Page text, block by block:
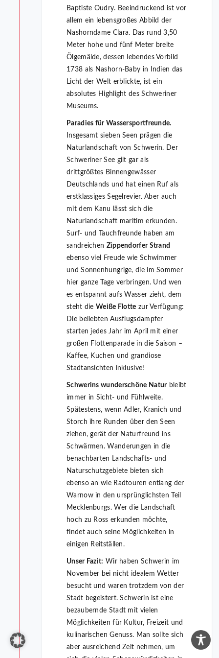
Baptiste Oudry. Beeindruckend ist vor
allem ein lebensgroßes Abbild der
Nashorndame Clara. Das rund 3,50
Meter hohe und fünf Meter breite
Ölgemälde, dessen lebendes Vorbild
1738 als Nashorn-Baby in Indien das
Licht der Welt erblickte, ist ein
absolutes Highlight des Schweriner
Museums.
Paradies für Wassersportfreunde.
Insgesamt sieben Seen prägen die
Naturlandschaft von Schwerin. Der
Schweriner See gilt gar als
drittgrößtes Binnengewässer
Deutschlands und hat einen Ruf als
erstklassiges Segelrevier. Aber auch
mit dem Kanu lässt sich die
Naturlandschaft maritim erkunden.
Surf- und Tauchfreunde haben am
sandreichen Zippendorfer Strand
ebenso viel Freude wie Schwimmer
und Sonnenhungrige, die im Sommer
hier ganze Tage verbringen. Und wen
es entspannt aufs Wasser zieht, dem
steht die Weiße Flotte zur Verfügung:
Die beliebten Ausflugsdampfer
starten jedes Jahr im April mit einer
großen Flottenparade in die Saison –
Kaffee, Kuchen und grandiose
Stadtansichten inklusive!
Schwerins wunderschöne Naturbleibt
immer in Sicht- und Fühlweite.
Spätestens, wenn Adler, Kranich und
Storch ihre Runden über den Seen
ziehen, gerät der Naturfreund ins
Schwärmen. Wanderungen in die
benachbarten Landschafts- und
Naturschutzgebiete bieten sich
ebenso an wie Radtouren entlang der
Warnow in den ursprünglichsten Teil
Mecklenburgs. Wer die Landschaft
hoch zu Ross erkunden möchte,
findet auch seine Möglichkeiten in
einigen Reitställen.
Unser Fazit: Wir haben Schwerin im
November bei nicht idealem Wetter
besucht und waren trotzdem von der
Stadt begeistert. Schwerin ist eine
bezaubernde Stadt mit vielen
Möglichkeiten für Kultur, Freizeit und
kulinarischen Genuss. Man sollte sich
aber ausreichend Zeit nehmen, um